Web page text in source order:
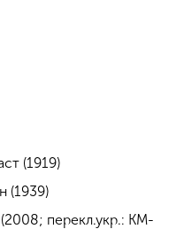
(1919)
(1939)
(2008; перекл.укр.: КМ-